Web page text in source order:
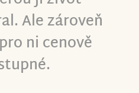
Ale zároveň
ni cenově